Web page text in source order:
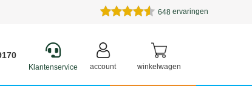
648 ervaringen
Klantenservice account winkelwagen